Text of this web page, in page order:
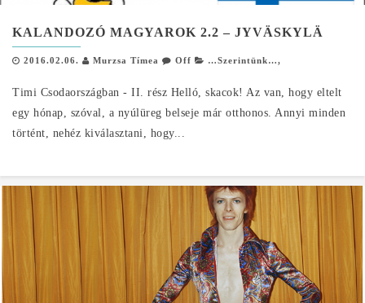
KALANDOZÓ MAGYAROK 2.2 – JYVÄSKYLÄ
2016.02.06. Murzsa Tímea Off …Szerintünk…,
Timi Csodaországban - II. rész Helló, skacok! Az van, hogy eltelt
egy hónap, szóval, a nyúlüreg belseje már otthonos. Annyi minden
történt, nehéz kiválasztani, hogy...